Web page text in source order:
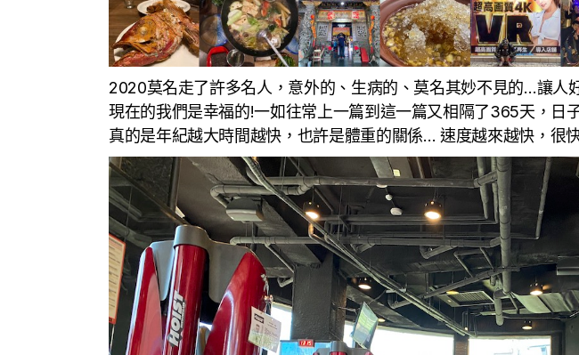
2020莫名走了許多名人，意外的、生病的、莫名其妙不見的…讓人
現在的我們是幸福的!一如往常上一篇到這一篇又相隔了365天，日
真的是年紀越大時間越快，也許是體重的關係… 速度越來越快，很